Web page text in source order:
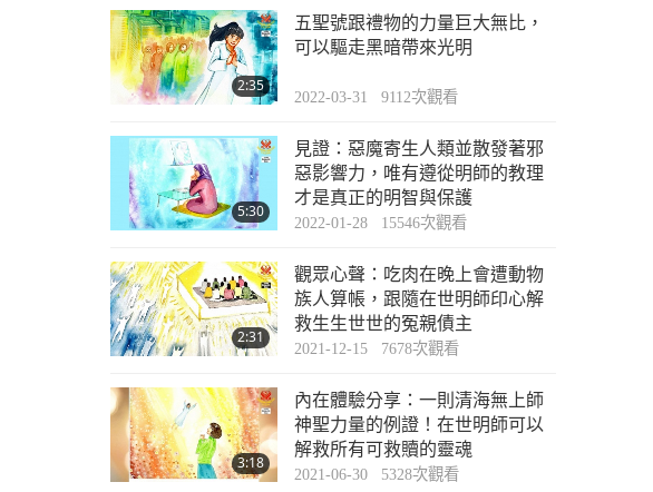
2:35
五聖號跟禮物的力量巨大無比，
可以驅走黑暗帶來光明
2022-03-31 9112次觀看
5:30
見證：惡魔寄生人類並散發著邪
惡影響力，唯有遵從明師的教理
才是真正的明智與保護
2022-01-28 15546次觀看
2:31
觀眾心聲：吃肉在晚上會遭動物
族人算帳，跟隨在世明師印心解
救生生世世的冤親債主
2021-12-15 7678次觀看
3:18
內在體驗分享：一則清海無上師
神聖力量的例證！在世明師可以
解救所有可救贖的靈魂
2021-06-30 5328次觀看